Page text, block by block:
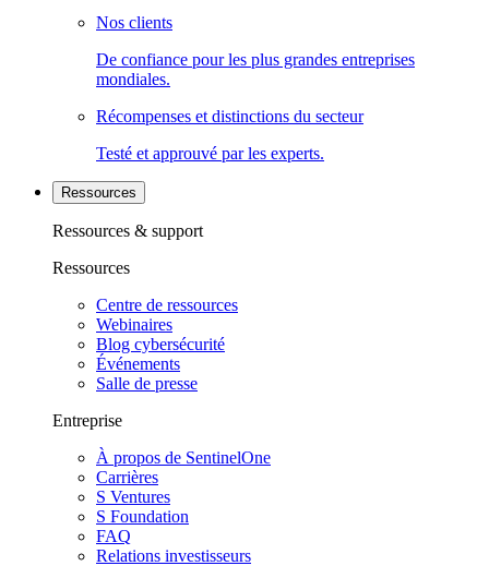
Nos clients
De confiance pour les plus grandes entreprises
mondiales.
Récompenses et distinctions du secteur
Testé et approuvé par les experts.
Ressources
Ressources & support
Ressources
Centre de ressources
Webinaires
Blog cybersécurité
Événements
Salle de presse
Entreprise
À propos de SentinelOne
Carrières
S Ventures
S Foundation
FAQ
Relations investisseurs